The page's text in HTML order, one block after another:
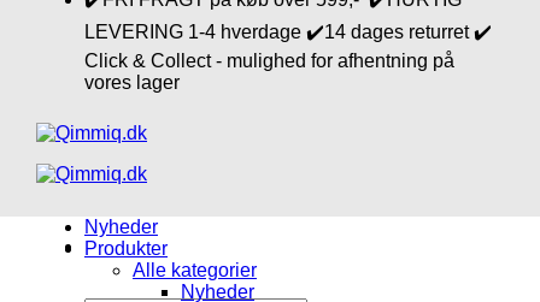
LEVERING 1-4 hverdage ✔️14 dages returret ✔️
Click & Collect - mulighed for afhentning på
vores lager
Nyheder
Produkter
Alle kategorier
Nyheder